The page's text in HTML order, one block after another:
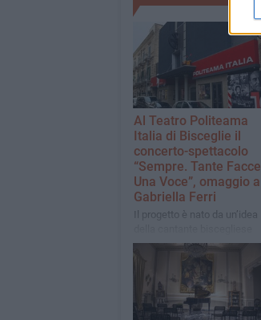
Al Teatro Politeama
Italia di Bisceglie il
concerto-spettacolo
“Sempre. Tante Facce
Una Voce”, omaggio a
Gabriella Ferri
Il progetto è nato da un’idea
Veronica Sinigaglia